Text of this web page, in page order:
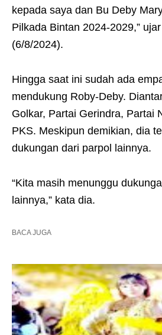
kepada saya dan Bu Deby
Pilkada Bintan 2024-2029,”
(6/8/2024).
Hingga saat ini sudah ada
mendukung Roby-Deby.
Golkar, Partai Gerindra, Partai
PKS. Meskipun demikian, dia
dukungan dari parpol lainnya.
“Kita masih menunggu
lainnya,” kata dia.
BACA JUGA